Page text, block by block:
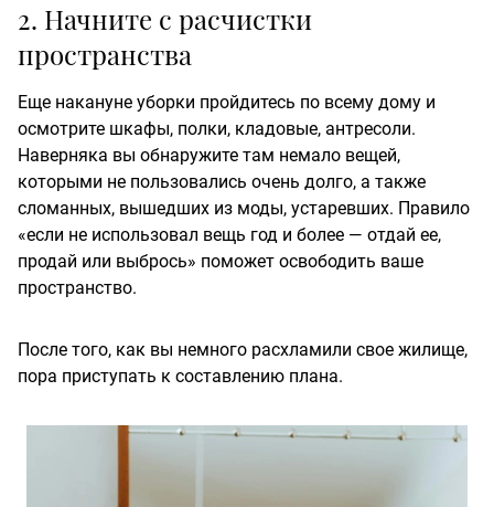
2. Начните с расчистки
пространства
Еще накануне уборки пройдитесь по всему дому и
осмотрите шкафы, полки, кладовые, антресоли.
Наверняка вы обнаружите там немало вещей,
которыми не пользовались очень долго, а также
сломанных, вышедших из моды, устаревших. Правило
«если не использовал вещь год и более — отдай ее,
продай или выбрось» поможет освободить ваше
пространство.
После того, как вы немного расхламили свое жилище,
пора приступать к составлению плана.